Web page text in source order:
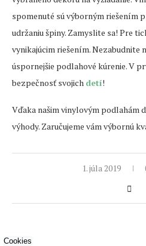
spomenuté sú výborným riešením
udržaniu špiny. Zamyslite sa! Pre
vynikajúcim riešením. Nezabudnite
úspornejšie podlahové kúrenie. V
bezpečnosť svojich detí!
Vďaka našim vinylovým podlahám
výhody. Zaručujeme vám výbornú
1. júla 2019
Cookies